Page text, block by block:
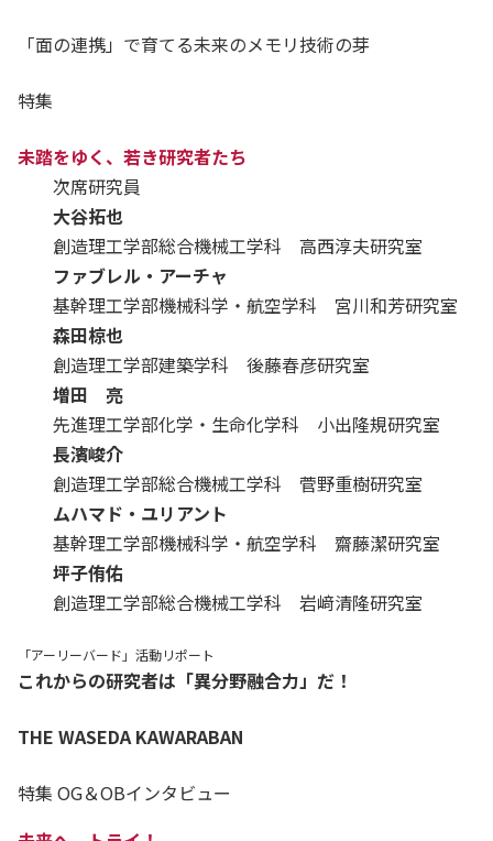
「面の連携」で育てる未来のメモリ技術の芽
特集
未踏をゆく、若き研究者たち
次席研究員
大谷拓也
創造理工学部総合機械工学科 高西淳夫研究室
ファブレル・アーチャ
基幹理工学部機械科学・航空学科 宮川和芳研究室
森田椋也
創造理工学部建築学科 後藤春彦研究室
増田 亮
先進理工学部化学・生命化学科 小出隆規研究室
長濱峻介
創造理工学部総合機械工学科 菅野重樹研究室
ムハマド・ユリアント
基幹理工学部機械科学・航空学科 齋藤潔研究室
坪子侑佑
創造理工学部総合機械工学科 岩﨑清隆研究室
「アーリーバード」活動リポート
これからの研究者は「異分野融合力」だ！
THE WASEDA KAWARABAN
特集 OG＆OBインタビュー